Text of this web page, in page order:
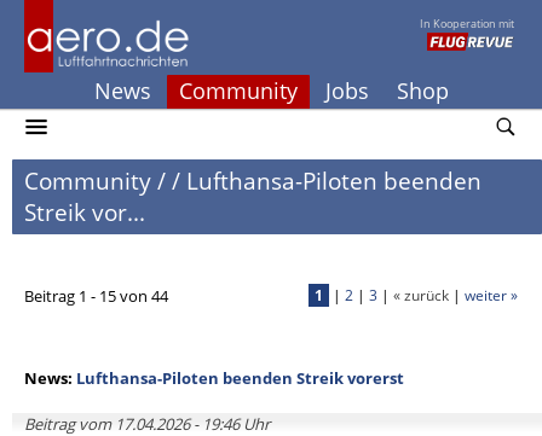
In Kooperation mit
News Community Jobs Shop
Community// Lufthansa-Piloten beenden
Streik vor...
Beitrag 1 - 15 von 44 1 | 2 | 3 | « zurück | weiter »
News: Lufthansa-Piloten beenden Streik vorerst
Beitrag vom 17.04.2026 - 19:46 Uhr